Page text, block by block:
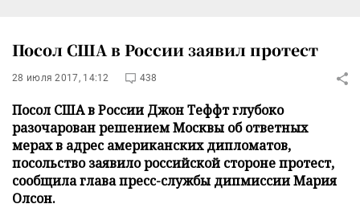
Посол США в России заявил протест
28 июля 2017, 14:12 438
Посол США в России Джон Теффт глубоко
разочарован решением Москвы об ответных
мерах в адрес американских дипломатов,
посольство заявило российской стороне протест,
сообщила глава пресс-службы дипмиссии Мария
Олсон.